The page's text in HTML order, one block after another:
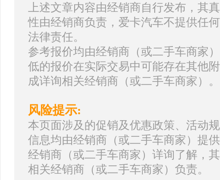
上述文章内容由经销商自行发布，其
性由经销商负责，爱卡汽车不提供任
法律责任。
参考报价均由经销商（或二手车商家
低的报价在实际交易中可能存在其他
成详询相关经销商（或二手车商家）。
风险提示:
本页面涉及的促销及优惠政策、活动
信息均由经销商（或二手车商家）提
经销商（或二手车商家）详询了解，
相关经销商（或二手车商家）负责。